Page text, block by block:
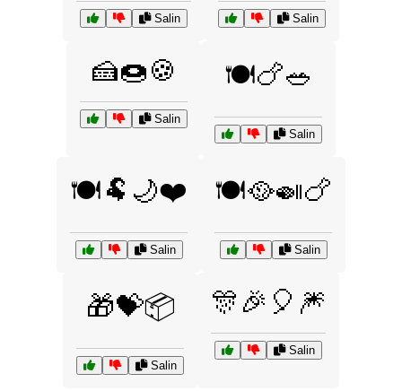
Salin Salin
🍰🍩🍪
Salin
🍽️🍗🥗
Salin
🍽️🐏🌙❤️
Salin
🍽️🥘🍛🍗
Salin
🎁💝📦
Salin
🎊🎉🎈🎆
Salin